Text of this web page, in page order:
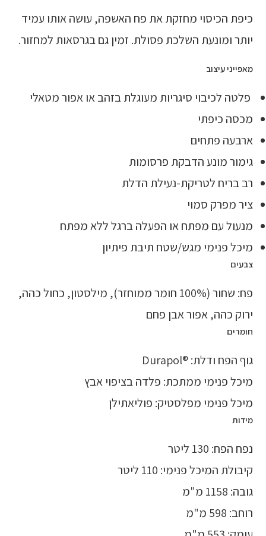
כיפת הכיסוי מחזקת את פח האשפה, עושה אותו עמיד
יותר ומונעת השלכת פסולת. זמין גם בגרסאות למחזור.
מאפייני עיצוב
פלטה לכיבוי סיגריות מעוגלת בזהב או אפור מטאלי
מכסה כיפתי
ארבעה פתחים
גימור מונע הדבקת פרסומות
רב בריח לטריקת-נעילת הדלת
ציר מפרק סמוי
מנעול עם מפתח או הפעלה ברגל ללא מפתח
מיכל פנימי מגש/שטח תיבת פיתיון
צבעים
פח: שחור (100% חומר ממוחזר), מילסטון, כחול כהה,
ירוק כהה, אפור אבן פחם
חומרים
גוף הפח ודלת: ®Durapol
מיכל פנימי ממתכת: פלדה בציפוי אבץ
מיכל פנימי מפלסטיק: פוליאתילן
מידות
נפח הפח: 130 ליטר
קיבולת המיכל פנימי: 110 ליטר
גובה: 1158 מ"מ
רוחב: 598 מ"מ